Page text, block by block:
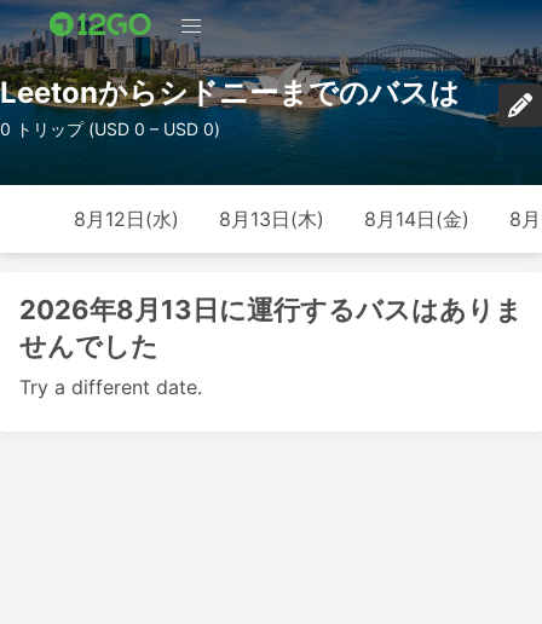
Leetonからシドニーまでのバスは
0 トリップ (USD 0 – USD 0)
8月12日(水) 8月13日(木) 8月14日(金) 8
2026年8月13日に運行するバスはありま
せんでした
Try a different date.